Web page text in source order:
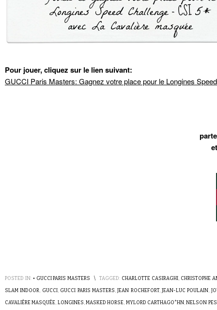
Pour jouer, cliquez sur le lien suivant:
GUCCI Paris Masters: Gagnez votre place pour le Longines
POSTED IN: • GUCCI PARIS MASTERS \ TAGGED: CHARLOTTE CASIRAGHI, CHRISTOPHE
SLAM INDOOR, GUCCI, GUCCI PARIS MASTERS,JEAN ROCHEFORT, JEAN-LUC POULAIN,
CAVALIÈRE MASQUÉE, LONGINES,MASKED HORSE, MYLORD CARTHAGO*HN,NELSON